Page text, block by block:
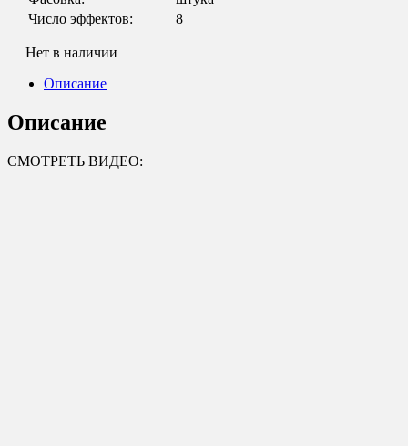
Число эффектов:
8
Нет в наличии
Описание
Описание
СМОТРЕТЬ ВИДЕО: